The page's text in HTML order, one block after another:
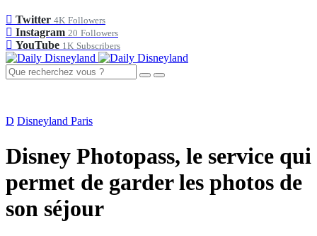
Twitter 4K Followers
Instagram 20 Followers
YouTube 1K Subscribers
D Disneyland Paris
Disney Photopass, le service qui
permet de garder les photos de
son séjour